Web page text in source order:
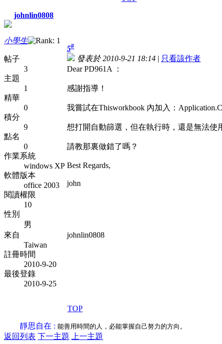
johnlin0808
小學生
帖子
3
主題
1
精華
0
積分
9
點名
0
作業系統
windows XP
軟體版本
office 2003
閱讀權限
10
性別
男
來自
Taiwan
註冊時間
2010-9-20
最後登錄
2010-9-25
5#
發表於 2010-9-21 18:14 | 只看該作者
Dear PD961A ：
感謝指導！
我嘗試在Thisworkbook 內加入：
想打開自動篩選，但在執行時，還是無法使
請教那裏做錯了嗎？
Best Regards,
john
johnlin0808
TOP
靜思自在 : 能善用時間的人，必能掌握自己努力的方向。
返回列表 下一主題 上一主題